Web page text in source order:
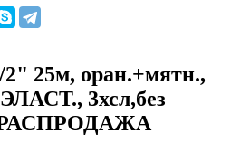
25м, оран.+мятн.,
3хсл,без
РАСПРОДАЖА